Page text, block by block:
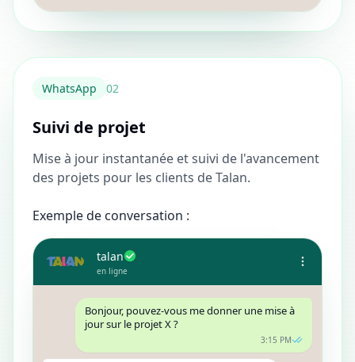
WhatsApp 02
Suivi de projet
Mise à jour instantanée et suivi de l'avancement
des projets pour les clients de Talan.
Exemple de conversation :
talan
en ligne
Bonjour, pouvez-vous me donner une mise à
jour sur le projet X ?
3:15 PM